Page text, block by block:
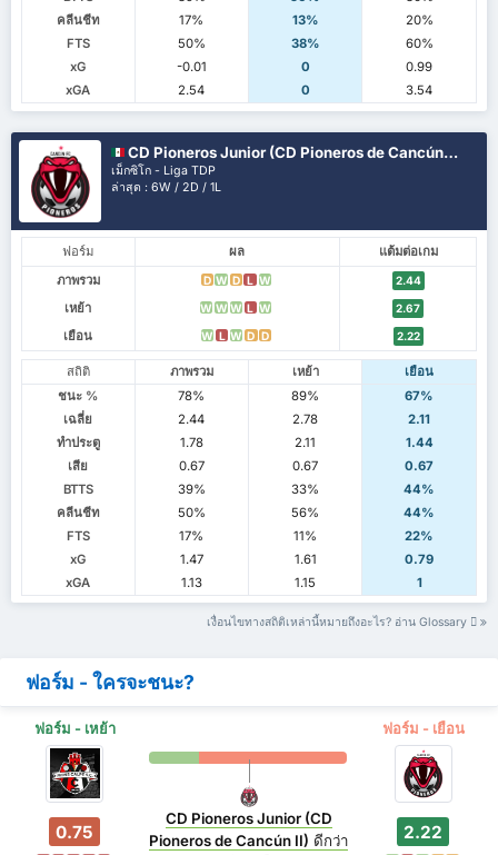
คลีนชีท
17% 13%
20%
FTS
50% 38%
60%
xG
-0.01 0
0.99
xGA
2.54 0 3.54
CD Pioneros Junior (CD Pioneros de Cancún II)
เม็กซิโก - Liga TDP
ล่าสุด : 6W / 2D / 1L
ฟอร์ม ผล
แต้มต่อเกม
ภาพรวม
D W D L W 2.44
เหย้า W W W L W 2.67
เยือน W L W D D 2.22
สถิติ ภาพรวม เหย้า
เยือน
ชนะ %
78% 89%
67%
เฉลี่ย
2.44 2.78
2.11
ทำประตู
1.78 2.11
1.44
เสีย
0.67 0.67
0.67
BTTS
39% 33%
44%
คลีนชีท
50% 56%
44%
FTS
17% 11%
22%
xG
1.47 1.61
0.79
xGA
1.13 1.15 1
เงื่อนไขทางสถิติเหล่านี้หมายถึงอะไร? อ่าน Glossary
ฟอร์ม - ใครจะชนะ?
ฟอร์ม - เหย้า ฟอร์ม - เยือน
0.75
CD Pioneros Junior (CD
Pioneros de Cancún II) ดีกว่า
2.22